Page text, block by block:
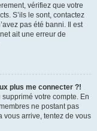
vérifiez que votre
S’ils le sont, contactez
pas été banni. Il est
ait une erreur de
plus me connecter ?!
supprimé votre compte. En
ne postant pas
vous arrive, tentez de vous